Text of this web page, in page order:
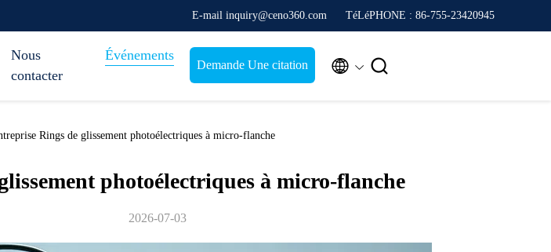
E-mail inquiry@ceno360.com TéLéPHONE : 86-755-23420945
Nous
contacter
Événements
Demande Une citation  
Rings de glissement photoélectriques à micro-flanche
photoélectriques à micro-flanche
2026-07-03